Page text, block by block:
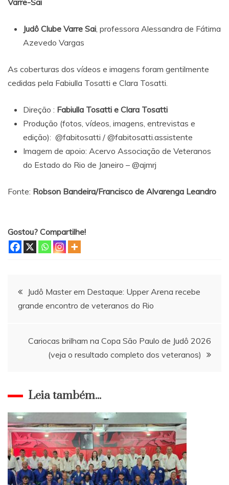
Varre-Sai
Judô Clube Varre Sai, professora Alessandra de Fátima
Azevedo Vargas
As coberturas dos vídeos e imagens foram gentilmente
cedidas pela Fabiulla Tosatti e Clara Tosatti.
Direção : Fabiulla Tosatti e Clara Tosatti
Produção (fotos, vídeos, imagens, entrevistas e
edição): @fabitosatti / @fabitosatti.assistente
Imagem de apoio: Acervo Associação de Veteranos
do Estado do Rio de Janeiro – @ajmrj
Fonte: Robson Bandeira/Francisco de Alvarenga Leandro
Gostou? Compartilhe!
Navegação
de
Post
Judô Master em Destaque: Upper Arena recebe
grande encontro de veteranos do Rio
Cariocas brilham na Copa São Paulo de Judô 2026
(veja o resultado completo dos veteranos)
Leia também...